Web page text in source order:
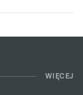
WIĘCEJ